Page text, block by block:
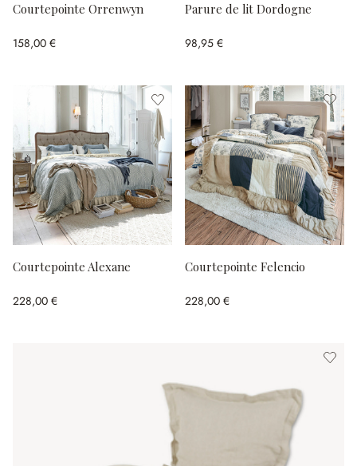
Courtepointe Orrenwyn
158,00 €
Parure de lit Dordogne
98,95 €
Courtepointe Alexane
228,00 €
Courtepointe Felencio
228,00 €